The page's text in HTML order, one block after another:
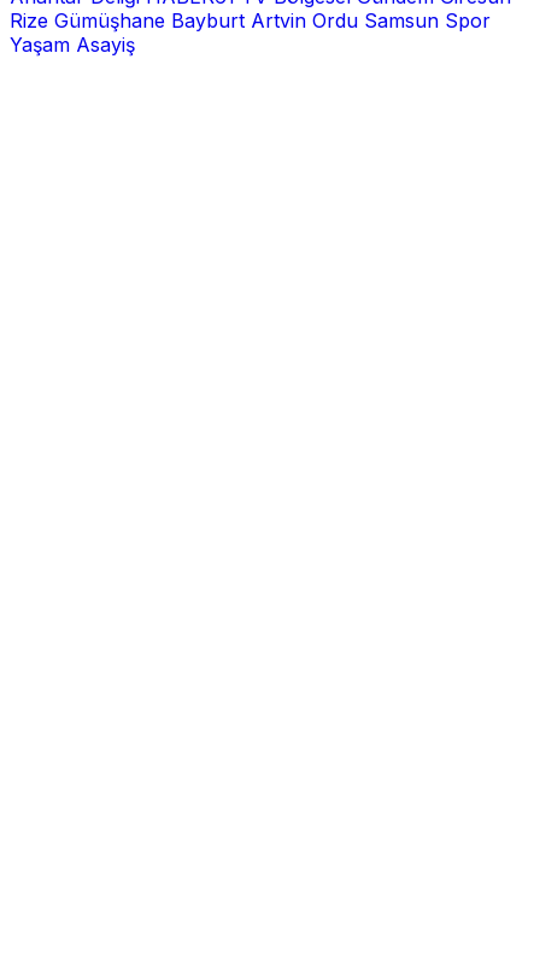
Rize Gümüşhane Bayburt Artvin Ordu Samsun Spor
Yaşam Asayiş